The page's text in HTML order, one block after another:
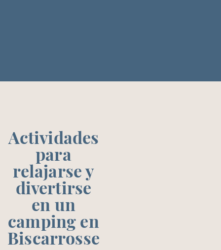
Actividades
para
relajarse y
divertirse
en un
camping en
Biscarrosse